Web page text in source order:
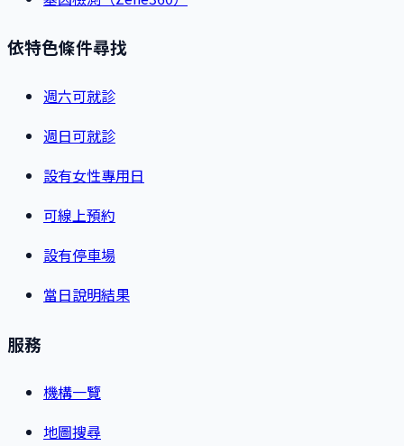
依特色條件尋找
週六可就診
週日可就診
設有女性專用日
可線上預約
設有停車場
當日說明結果
服務
機構一覽
地圖搜尋